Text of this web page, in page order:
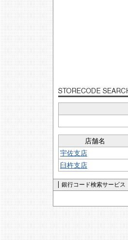
店舗名
宇佐支店
臼杵支店
銀行コード検索サービス